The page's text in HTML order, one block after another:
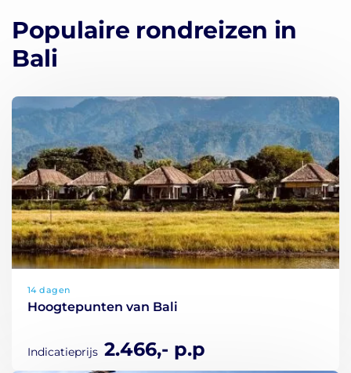
Populaire rondreizen in
Bali
14 dagen
Hoogtepunten van Bali
Indicatieprijs 2.466,- p.p